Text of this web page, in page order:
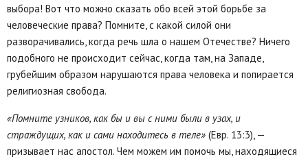
выбора! Вот что можно сказать обо всей этой борьбе за
человеческие права? Помните, с какой силой они
разворачивались, когда речь шла о нашем Отечестве? Ничего
подобного не происходит сейчас, когда там, на Западе,
грубейшим образом нарушаются права человека и попирается
религиозная свобода.
«Помните узников, как бы и вы с ними были в узах, и
страждущих, как и сами находитесь в теле» (Евр. 13:3), —
призывает нас апостол. Чем можем им помочь мы, находящиеся